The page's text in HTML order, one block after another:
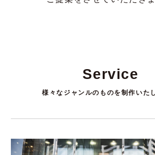
Service
様々なジャンルのものを制作いた